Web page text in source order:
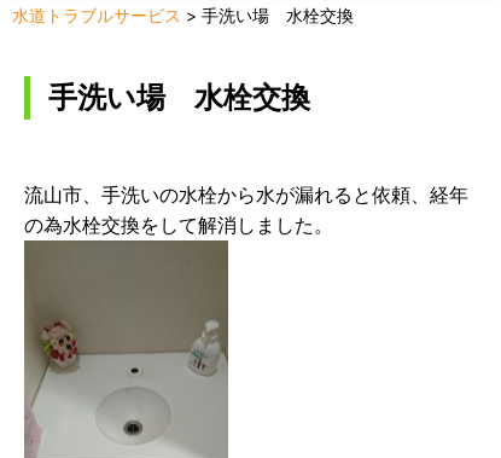
水道トラブルサービス > 手洗い場 水栓交換
手洗い場 水栓交換
流山市、手洗いの水栓から水が漏れると依頼、経年
の為水栓交換をして解消しました。